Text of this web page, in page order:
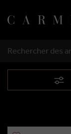
RECHERCHER